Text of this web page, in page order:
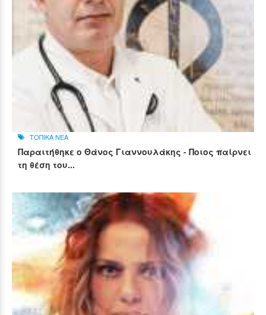
ΤΟΠΙΚΑ ΝΕΑ
Παραιτήθηκε ο Θάνος Γιαννουλάκης - Ποιος παίρνει
τη θέση του...